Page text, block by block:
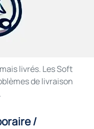
livrés. Les Soft
de livraison
/